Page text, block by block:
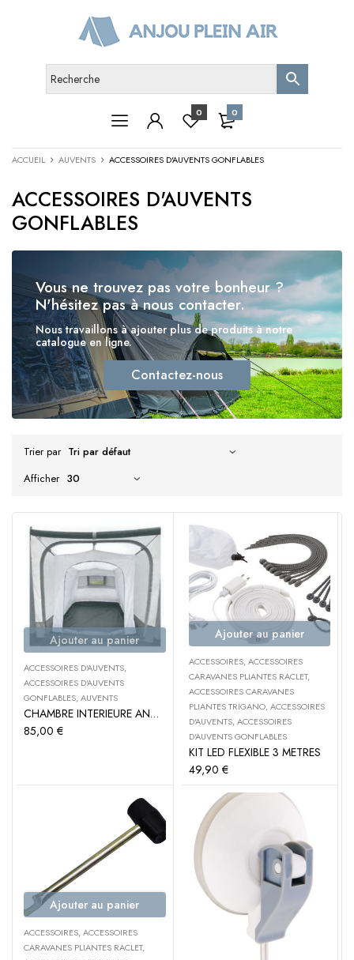
0 0
ACCUEIL AUVENTS ACCESSOIRES D'AUVENTS GONFLABLES
ACCESSOIRES D'AUVENTS
GONFLABLES
Vous ne trouvez pas votre bonheur ?
N'hésitez pas à nous contacter.
Nous travaillons à ajouter plus de produits à notre
catalogue en ligne.
Contactez-nous
Trier par
Afficher
Ajouter au panier
ACCESSOIRES D'AUVENTS,
ACCESSOIRES D'AUVENTS
GONFLABLES,AUVENTS
CHAMBRE INTERIEURE ANNEXE SANTA CRUZ V3 – TRIGANO
85,00 €
Ajouter au panier
ACCESSOIRES,ACCESSOIRES
CARAVANES PLIANTES RACLET,
ACCESSOIRES CARAVANES
PLIANTES TRIGANO,ACCESSOIRES
D'AUVENTS,ACCESSOIRES
D'AUVENTS GONFLABLES
KIT LED FLEXIBLE 3 METRES
49,90 €
Ajouter au panier
ACCESSOIRES,ACCESSOIRES
CARAVANES PLIANTES RACLET,